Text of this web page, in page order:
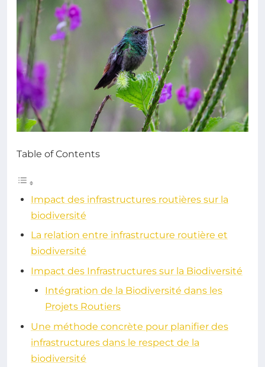
Table of Contents
Impact des infrastructures routières sur la
biodiversité
La relation entre infrastructure routière et
biodiversité
Impact des Infrastructures sur la Biodiversité
Intégration de la Biodiversité dans les
Projets Routiers
Une méthode concrète pour planifier des
infrastructures dans le respect de la
biodiversité